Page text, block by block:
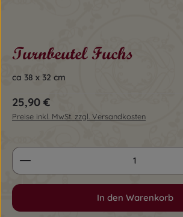
Turnbeutel Fuchs
ca 38 x 32 cm
Regulärer Preis:
25,90 €
Preise inkl. MwSt. zzgl. Versandkosten
Produkt Anzahl: Gib den
In den Warenkorb